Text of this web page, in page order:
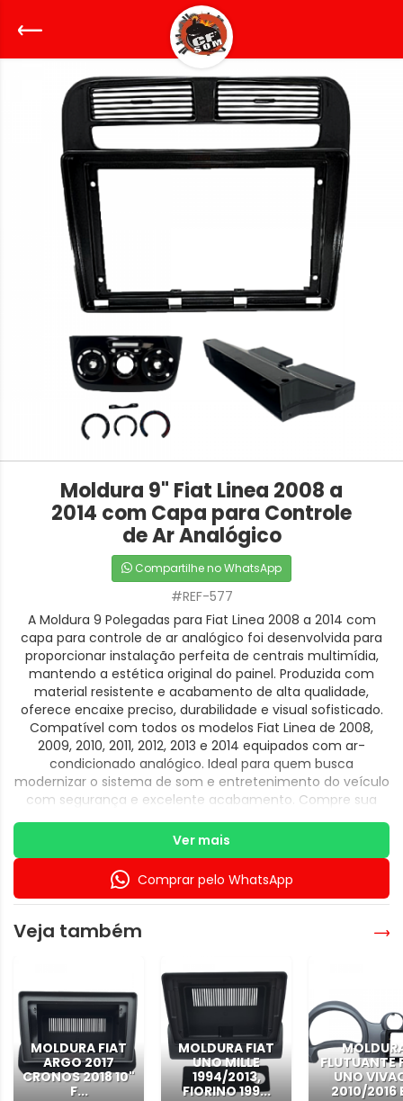
Moldura 9" Fiat Linea 2008 a
2014 com Capa para Controle
de Ar Analógico
Compartilhe no WhatsApp
#REF-577
A Moldura 9 Polegadas para Fiat Linea 2008 a 2014 com
capa para controle de ar analógico foi desenvolvida para
proporcionar instalação perfeita de centrais multimídia,
mantendo a estética original do painel. Produzida com
material resistente e acabamento de alta qualidade,
oferece encaixe preciso, durabilidade e visual sofisticado.
Compatível com todos os modelos Fiat Linea de 2008,
2009, 2010, 2011, 2012, 2013 e 2014 equipados com ar-
condicionado analógico. Ideal para quem busca
modernizar o sistema de som e entretenimento do veículo
com segurança e excelente acabamento. Compre sua
moldura para multimídia Fiat Linea em Sorocaba e tenha
mais tecnologia, conforto e valorização do seu automóvel.
Ver mais
Comprar pelo WhatsApp
Veja também
MOLDURA FIAT
ARGO 2017
CRONOS 2018 10"
F...
MOLDURA FIAT
UNO MILLE
1994/2013,
FIORINO 199...
FLUTUANTE
UNO
2010/2016